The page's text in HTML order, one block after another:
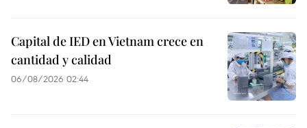
Capital de IED en Vietnam crece en
cantidad y calidad
06/08/2026 02:44